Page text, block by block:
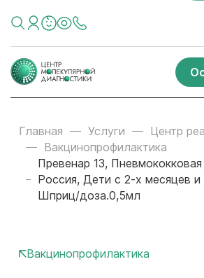
Главная Услуги
Центр
Вакцинопрофилактика
Превенар 13,
Россия, Дети с 2-х месяцев и
Шприц/доза.0,5мл
Вакцинопрофилактика